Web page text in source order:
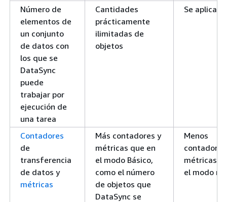
Número de
elementos de
un conjunto
de datos con
los que se
DataSync
puede
trabajar por
ejecución de
una tarea
Cantidades
prácticamente
ilimitadas de
objetos
Se aplican
Contadores
de
transferencia
de datos y
métricas
Más contadores y
métricas que en
el modo Básico,
como el número
de objetos que
DataSync se
Menos
métricas
el modo